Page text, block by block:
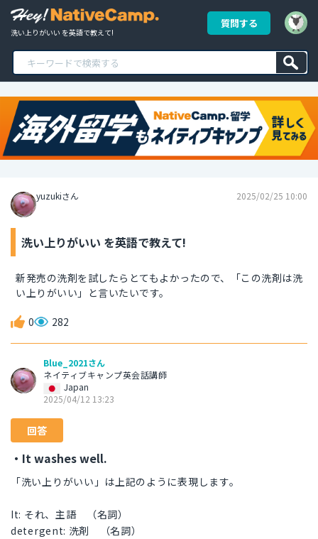
洗い上りがいい を英語で教えて!
質問する
yuzukiさん 2025/02/25 10:00
洗い上りがいい を英語で教えて!
新発売の洗剤を試したらとてもよかったので、「この洗剤は洗
い上りがいい」と言いたいです。
0 282
Blue_2021さん
ネイティブキャンプ英会話講師
Japan
2025/04/12 13:23
回答
・It washes well.
「洗い上りがいい」は上記のように表現します。
It: それ、主語 （名詞）
detergent: 洗剤 （名詞）